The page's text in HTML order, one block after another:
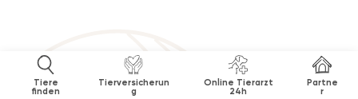
Tiere
finden
Tierversicherun
g
Online Tierarzt
24h
Partne
r
Herzallerliebste Hunde.